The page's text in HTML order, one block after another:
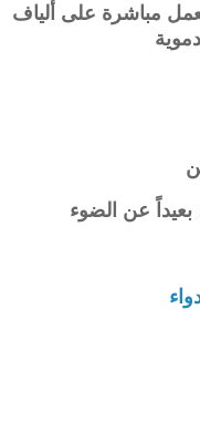
مباشرة على ألياف
عن الضوء